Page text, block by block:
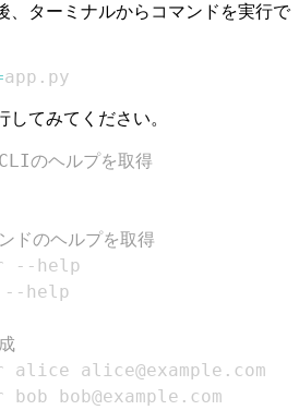
、ターミナルからコマンドを実行で
app.py
してみてください。
のヘルプを取得
ドのヘルプを取得